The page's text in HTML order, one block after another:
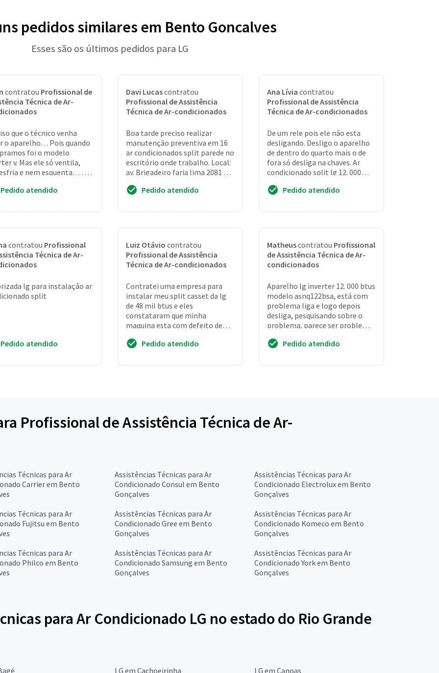
pedidos similares em Bento Goncalves
Esses são os últimos pedidos para LG
contratou Profissional de
Técnica de Ar-
que o técnico venha
o aparelho. . . Pois quando
foi o modelo
v. Mas ele só ventila,
e nem esquenta. . . . E
Pedido atendido
Davi Lucascontratou
Profissional de Assistência
Técnica de Ar-condicionados
Boa tarde preciso realizar
manutenção preventiva em 16
ar condicionados split parede no
escritório onde trabalho. Local:
av. Brigadeiro faria lima 2081 10
paulistano...
Pedido atendido
Ana Lívia contratou
Profissional de Assistência
Técnica de Ar-condicionados
De um rele pois ele não esta
desligando. Desligo o aparelho
de dentro do quarto mais o de
fora só desliga na chaves. Ar
condicionado split lg 12. 000
Pedido atendido
contratou Profissional
Técnica de Ar-
lg para instalação ar
split
Pedido atendido
Luiz Otávio contratou
Profissional de Assistência
Técnica de Ar-condicionados
Contratei uma empresa para
instalar meu split casset da lg
de 48 mil btus e eles
constataram que minha
maquina esta com defeito de
credenciados da lg eu preciso ...
Pedido atendido
Matheuscontratou Profissional
de Assistência Técnica de Ar-
condicionados
Aparelho lg inverter 12. 000 btus
modelo asnq122bsa, está com
problema liga e logo depois
desliga, pesquisando sobre o
problema, parece ser problema
evaporadora, preci...
Pedido atendido
Profissional de Assistência Técnica de Ar-
Técnicas para Ar
Carrier em Bento
Assistências Técnicas para Ar
Condicionado Consul em Bento
Gonçalves
Assistências Técnicas para Ar
Condicionado Electrolux em Bento
Gonçalves
Técnicas para Ar
Fujitsu em Bento
Assistências Técnicas para Ar
Condicionado Gree em Bento
Gonçalves
Assistências Técnicas para Ar
Condicionado Komeco em Bento
Gonçalves
Técnicas para Ar
Philco em Bento
Assistências Técnicas para Ar
Condicionado Samsung em Bento
Gonçalves
Assistências Técnicas para Ar
Condicionado York em Bento
Gonçalves
para Ar Condicionado LG no estado do Rio Grande
LG em Cachoeirinha LG em Canoas